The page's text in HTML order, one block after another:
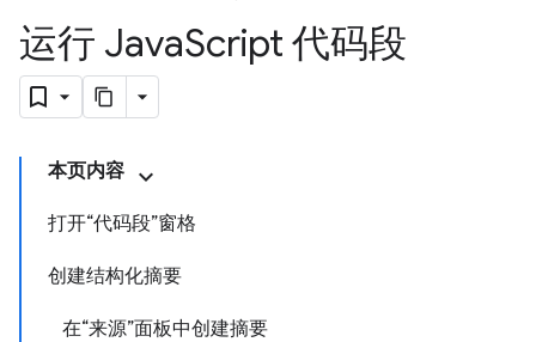
运行 JavaScript 代码段
本页内容
打开“代码段”窗格
创建结构化摘要
在“来源”面板中创建摘要